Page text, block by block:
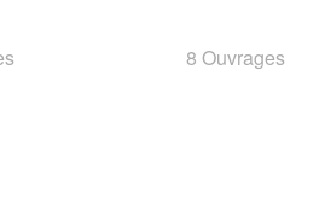
8 Ouvrages